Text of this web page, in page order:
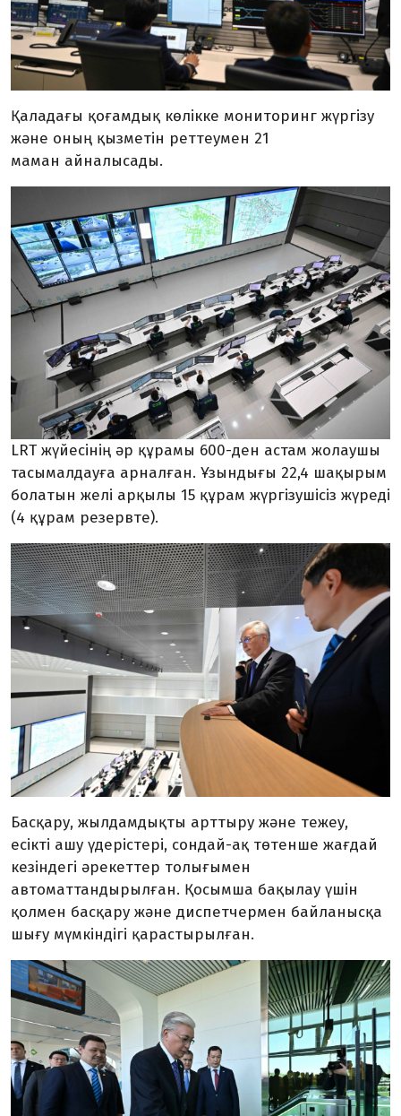
Қаладағы қоғамдық көлікке мониторинг жүргізу
және оның қызметін реттеумен 21
маман айналысады.
LRT жүйесінің әр құрамы 600-ден астам жолаушы
тасымалдауға арналған. Ұзындығы 22,4 шақырым
болатын желі арқылы 15 құрам жүргізушісіз жүреді
(4 құрам резервте).
Басқару, жылдамдықты арттыру және тежеу,
есікті ашу үдерістері, сондай-ақ төтенше жағдай
кезіндегі әрекеттер толығымен
автоматтандырылған. Қосымша бақылау үшін
қолмен басқару және диспетчермен байланысқа
шығу мүмкіндігі қарастырылған.